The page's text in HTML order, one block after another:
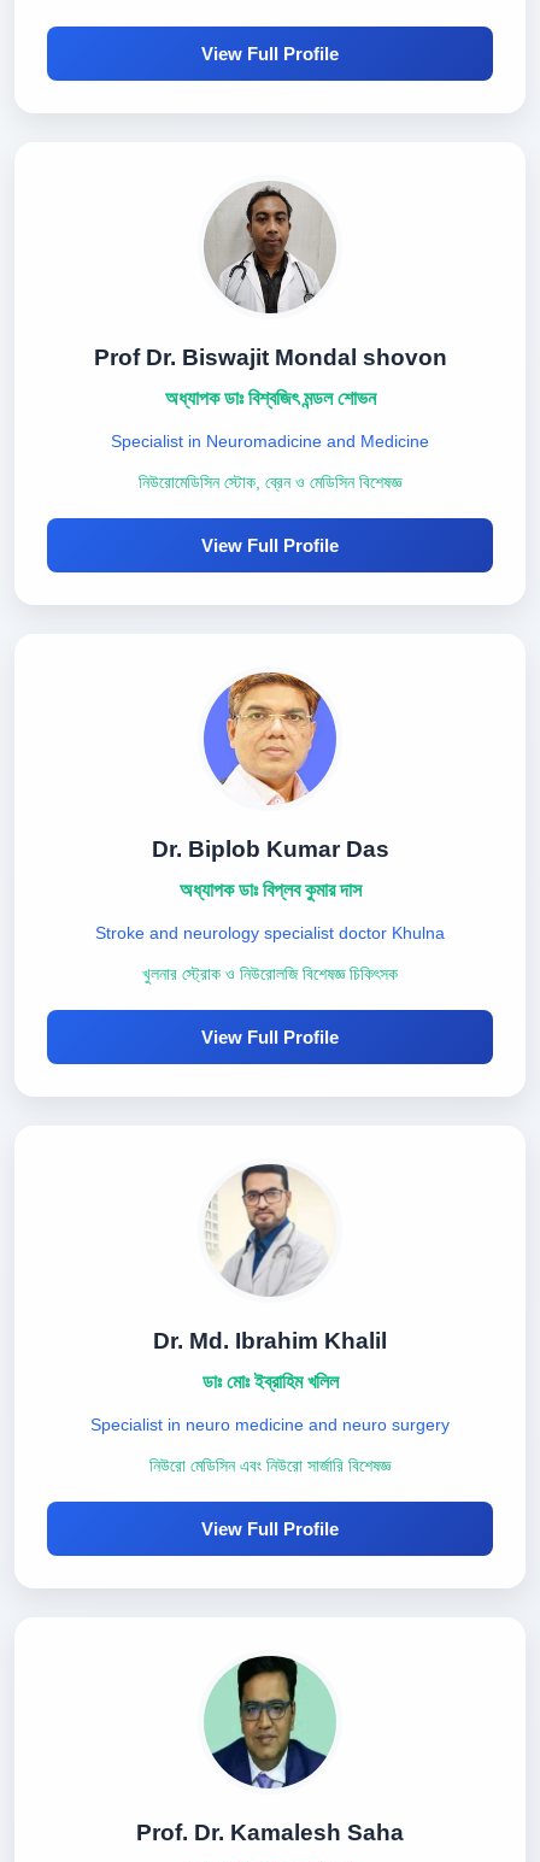
View Full Profile
Prof Dr. Biswajit Mondal shovon
অধ্যাপক ডাঃ বিশ্বজিৎ মন্ডল শোভন
Specialist in Neuromadicine and Medicine
নিউরোমেডিসিন স্টোক, ব্রেন ও মেডিসিন বিশেষজ্ঞ
View Full Profile
Dr. Biplob Kumar Das
অধ্যাপক ডাঃ বিপ্লব কুমার দাস
Stroke and neurology specialist doctor Khulna
খুলনার স্ট্রোক ও নিউরোলজি বিশেষজ্ঞ চিকিৎসক
View Full Profile
Dr. Md. Ibrahim Khalil
ডাঃ মোঃ ইব্রাহিম খলিল
Specialist in neuro medicine and neuro surgery
নিউরো মেডিসিন এবং নিউরো সার্জারি বিশেষজ্ঞ
View Full Profile
Prof. Dr. Kamalesh Saha